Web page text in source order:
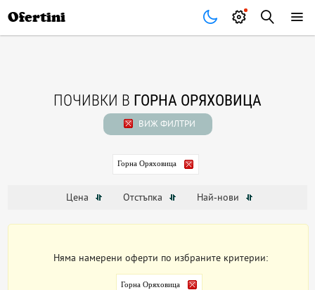
Ofertini
ПОЧИВКИ В ГОРНА ОРЯХОВИЦА
ВИЖ ФИЛТРИ
Горна Оряховица
Цена Отстъпка Най-нови
Няма намерени оферти по избраните критерии:
Горна Оряховица